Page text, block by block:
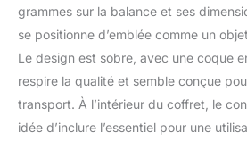
-Schuhe
nötigen
PROLITE
innovant
grammes sur la balance et ses
se positionne d’emblée comme un
Le design est sobre, avec une coque
respire la qualité et semble conçue
transport. À l’intérieur du coffret, le
idée d’inclure l’essentiel pour une